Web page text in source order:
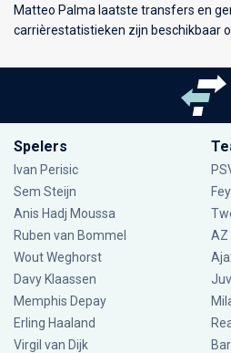
Matteo Palma laatste transfers en
carrièrestatistieken zijn beschikbaar
Spelers
Ivan Perisic
Sem Steijn
Anis Hadj Moussa
Ruben van Bommel
Wout Weghorst
Davy Klaassen
Memphis Depay
Erling Haaland
Virgil van Dijk
AZ